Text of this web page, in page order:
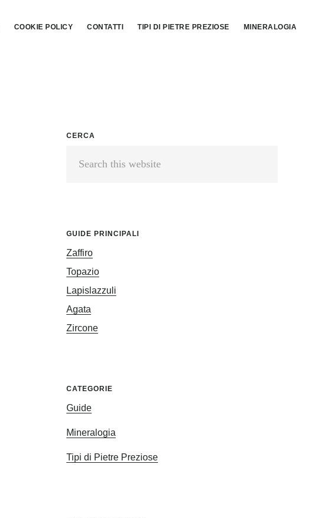
COOKIE POLICY CONTATTI TIPI DI PIETRE PREZIOSE MINERALOGIA
Primary
Sidebar
CERCA
GUIDE PRINCIPALI
Zaffiro
Topazio
Lapislazzuli
Agata
Zircone
CATEGORIE
Guide
Mineralogia
Tipi di Pietre Preziose